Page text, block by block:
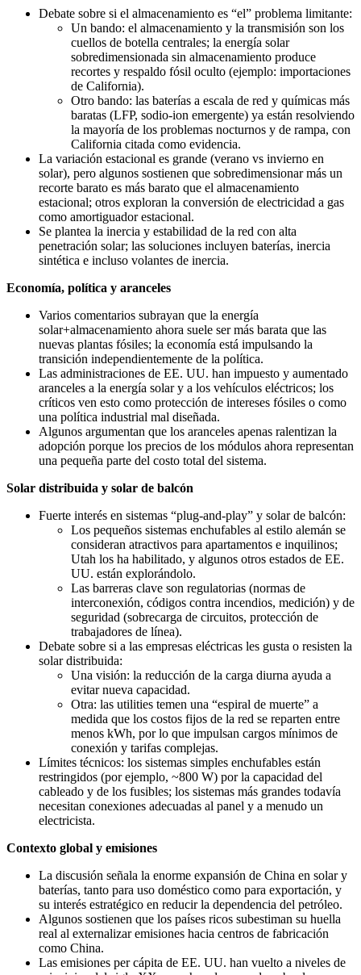
Debate sobre si el almacenamiento es “el” problema limitante:
Un bando: el almacenamiento y la transmisión son los
cuellos de botella centrales; la energía solar
sobredimensionada sin almacenamiento produce
recortes y respaldo fósil oculto (ejemplo: importaciones
de California).
Otro bando: las baterías a escala de red y químicas más
baratas (LFP, sodio-ion emergente) ya están resolviendo
la mayoría de los problemas nocturnos y de rampa, con
California citada como evidencia.
La variación estacional es grande (verano vs invierno en
solar), pero algunos sostienen que sobredimensionar más un
recorte barato es más barato que el almacenamiento
estacional; otros exploran la conversión de electricidad a gas
como amortiguador estacional.
Se plantea la inercia y estabilidad de la red con alta
penetración solar; las soluciones incluyen baterías, inercia
sintética e incluso volantes de inercia.
Economía, política y aranceles
Varios comentarios subrayan que la energía
solar+almacenamiento ahora suele ser más barata que las
nuevas plantas fósiles; la economía está impulsando la
transición independientemente de la política.
Las administraciones de EE. UU. han impuesto y aumentado
aranceles a la energía solar y a los vehículos eléctricos; los
críticos ven esto como protección de intereses fósiles o como
una política industrial mal diseñada.
Algunos argumentan que los aranceles apenas ralentizan la
adopción porque los precios de los módulos ahora representan
una pequeña parte del costo total del sistema.
Solar distribuida y solar de balcón
Fuerte interés en sistemas “plug-and-play” y solar de balcón:
Los pequeños sistemas enchufables al estilo alemán se
consideran atractivos para apartamentos e inquilinos;
Utah los ha habilitado, y algunos otros estados de EE.
UU. están explorándolo.
Las barreras clave son regulatorias (normas de
interconexión, códigos contra incendios, medición) y de
seguridad (sobrecarga de circuitos, protección de
trabajadores de línea).
Debate sobre si a las empresas eléctricas les gusta o resisten la
solar distribuida:
Una visión: la reducción de la carga diurna ayuda a
evitar nueva capacidad.
Otra: las utilities temen una “espiral de muerte” a
medida que los costos fijos de la red se reparten entre
menos kWh, por lo que impulsan cargos mínimos de
conexión y tarifas complejas.
Límites técnicos: los sistemas simples enchufables están
restringidos (por ejemplo, ~800 W) por la capacidad del
cableado y de los fusibles; los sistemas más grandes todavía
necesitan conexiones adecuadas al panel y a menudo un
electricista.
Contexto global y emisiones
La discusión señala la enorme expansión de China en solar y
baterías, tanto para uso doméstico como para exportación, y
su interés estratégico en reducir la dependencia del petróleo.
Algunos sostienen que los países ricos subestiman su huella
real al externalizar emisiones hacia centros de fabricación
como China.
Las emisiones per cápita de EE. UU. han vuelto a niveles de